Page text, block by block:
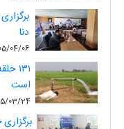
دنا
04/06
۱۳۱
است
03/24